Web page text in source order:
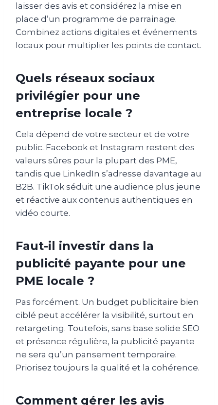
laisser des avis et considérez la mise en
place d’un programme de parrainage.
Combinez actions digitales et événements
locaux pour multiplier les points de contact.
Quels réseaux sociaux
privilégier pour une
entreprise locale ?
Cela dépend de votre secteur et de votre
public. Facebook et Instagram restent des
valeurs sûres pour la plupart des PME,
tandis que LinkedIn s’adresse davantage au
B2B. TikTok séduit une audience plus jeune
et réactive aux contenus authentiques en
vidéo courte.
Faut-il investir dans la
publicité payante pour une
PME locale ?
Pas forcément. Un budget publicitaire bien
ciblé peut accélérer la visibilité, surtout en
retargeting. Toutefois, sans base solide SEO
et présence régulière, la publicité payante
ne sera qu’un pansement temporaire.
Priorisez toujours la qualité et la cohérence.
Comment gérer les avis